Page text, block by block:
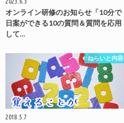
オンライン研修のお知らせ「10分で
日案ができる10の質問＆質問を応用
して…
ねらいと内容
2018.5.7